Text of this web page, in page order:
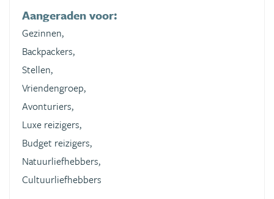
Aangeraden voor:
Gezinnen,
Backpackers,
Stellen,
Vriendengroep,
Avonturiers,
Luxe reizigers,
Budget reizigers,
Natuurliefhebbers,
Cultuurliefhebbers